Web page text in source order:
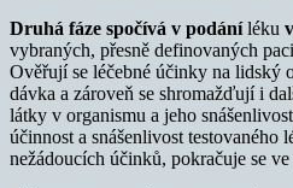
Druhá fáze spočívá v podáníléku
vybraných, přesně definovaných
Ověřují se léčebné účinky na lidský
dávka a zároveň se shromažďují i
látky v organismu a jeho
účinnost a snášenlivost
nežádoucích účinků, pokračuje se